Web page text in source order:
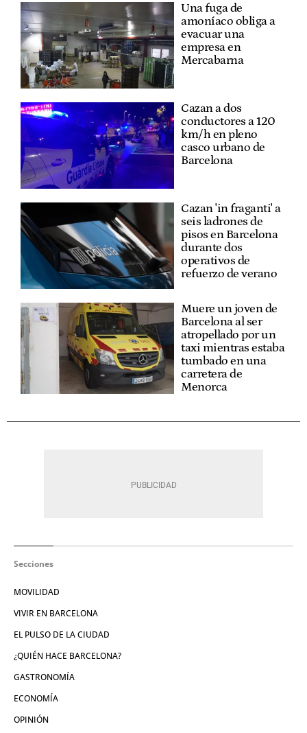
Una fuga de
amoníaco obliga a
evacuar una
empresa en
Mercabarna
Cazan a dos
conductores a 120
km/h en pleno
casco urbano de
Barcelona
Cazan 'in fraganti' a
seis ladrones de
pisos en Barcelona
durante dos
operativos de
refuerzo de verano
Muere un joven de
Barcelona al ser
atropellado por un
taxi mientras estaba
tumbado en una
carretera de
Menorca
Secciones
MOVILIDAD
VIVIR EN BARCELONA
EL PULSO DE LA CIUDAD
¿QUIÉN HACE BARCELONA?
GASTRONOMÍA
ECONOMÍA
OPINIÓN